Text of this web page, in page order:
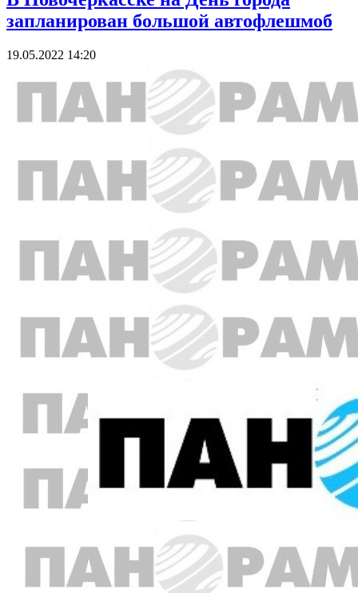
запланирован большой автофлешмоб
19.05.2022 14:20